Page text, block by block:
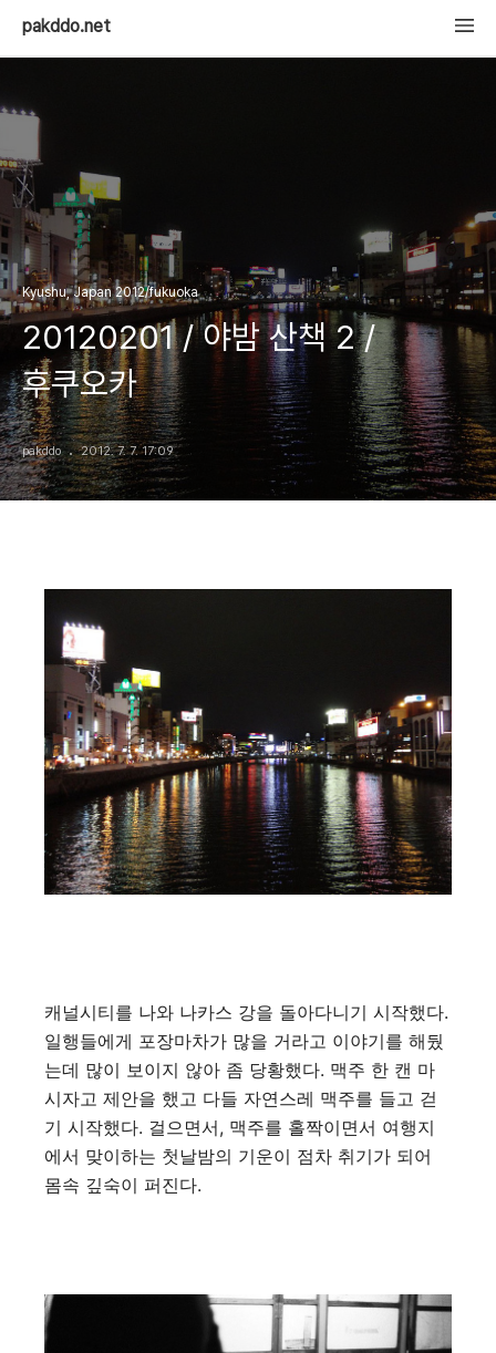
pakddo.net
Kyushu, Japan 2012/fukuoka
20120201 / 야밤 산책 2 /
후쿠오카
pakddo 2012. 7. 7. 17:09
캐널시티를 나와 나카스 강을 돌아다니기 시작했다.
일행들에게 포장마차가 많을 거라고 이야기를 해뒀
는데 많이 보이지 않아 좀 당황했다. 맥주 한 캔 마
시자고 제안을 했고 다들 자연스레 맥주를 들고 걷
기 시작했다. 걸으면서, 맥주를 홀짝이면서 여행지
에서 맞이하는 첫날밤의 기운이 점차 취기가 되어
몸속 깊숙이 퍼진다.